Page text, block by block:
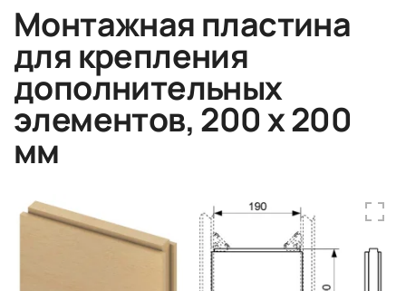
Монтажная пластина
для крепления
дополнительных
элементов, 200 х 200
мм